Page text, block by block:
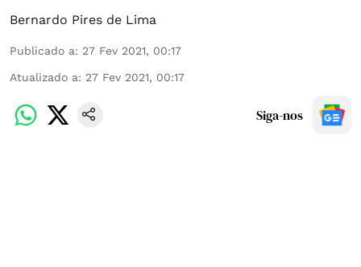
Bernardo Pires de Lima
Publicado a: 27 Fev 2021, 00:17
Atualizado a: 27 Fev 2021, 00:17
Siga-nos